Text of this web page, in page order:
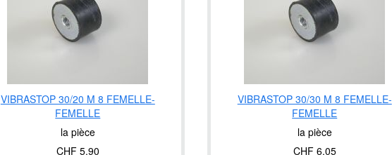
VIBRASTOP 30/20 M 8 FEMELLE-
FEMELLE
la pièce
CHF 5.90
VIBRASTOP 30/30 M 8 FEMELLE-
FEMELLE
la pièce
CHF 6.05